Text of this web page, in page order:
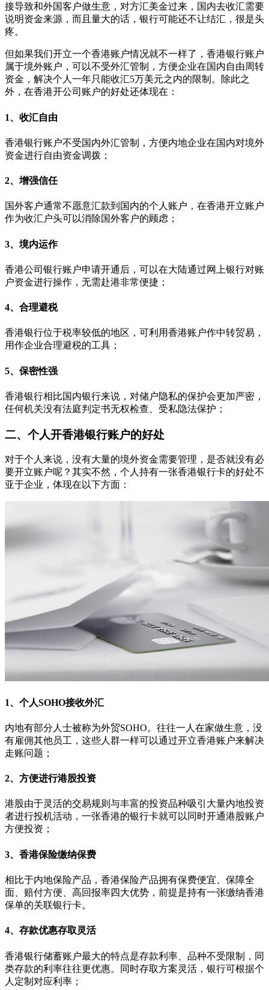
接导致和外国客户做生意，对方汇美金过来，国内去收汇需要
说明资金来源，而且量大的话，银行可能还不让结汇，很是头
疼。
但如果我们开立一个香港账户情况就不一样了，香港银行账户
属于境外账户，可以不受外汇管制，方便企业在国内自由周转
资金，解决个人一年只能收汇5万美元之内的限制。除此之
外，在香港开公司账户的好处还体现在：
1、收汇自由
香港银行账户不受国内外汇管制，方便内地企业在国内对境外
资金进行自由资金调拨；
2、增强信任
国外客户通常不愿意汇款到国内的个人账户，在香港开立账户
作为收汇户头可以消除国外客户的顾虑；
3、境内运作
香港公司银行账户申请开通后，可以在大陆通过网上银行对账
户资金进行操作，无需赴港非常便捷；
4、合理避税
香港银行位于税率较低的地区，可利用香港账户作中转贸易，
用作企业合理避税的工具；
5、保密性强
香港银行相比国内银行来说，对储户隐私的保护会更加严密，
任何机关没有法庭判定书无权检查、受私隐法保护；
二、个人开香港银行账户的好处
对于个人来说，没有大量的境外资金需要管理，是否就没有必
要开立账户呢？其实不然，个人持有一张香港银行卡的好处不
亚于企业，体现在以下方面：
1、个人SOHO接收外汇
内地有部分人士被称为外贸SOHO。往往一人在家做生意，没
有雇佣其他员工，这些人群一样可以通过开立香港账户来解决
走账问题；
2、方便进行港股投资
港股由于灵活的交易规则与丰富的投资品种吸引大量内地投资
者进行投机活动，一张香港的银行卡就可以同时开通港股账户
方便投资；
3、香港保险缴纳保费
相比于内地保险产品，香港保险产品拥有保费便宜、保障全
面、赔付方便、高回报率四大优势，前提是持有一张缴纳香港
保单的关联银行卡。
4、存款优惠存取灵活
香港银行储蓄账户最大的特点是存款利率、品种不受限制，同
类存款的利率往往更优惠。同时存取方案灵活，银行可根据个
人定制对应利率；